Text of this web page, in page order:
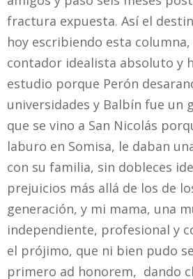
fractura expuesta. Así el
hoy escribiendo esta
contador idealista absoluto y
estudio porque Perón
universidades y Balbín fue un
que se vino a San Nicolás
laburo en Somisa, le daban
con su familia, sin dobleces
prejuicios más allá de los de
generación, y mi mama, una
independiente, profesional y
el prójimo, que ni bien pudo
primero ad honorem, dando